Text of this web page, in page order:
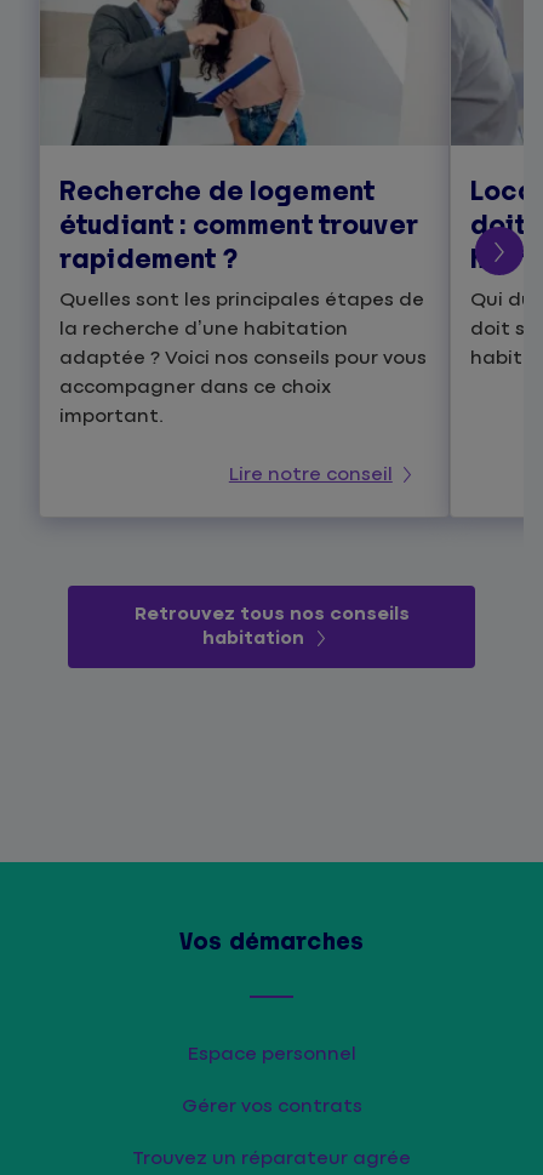
Recherche de logement
étudiant : comment trouver
rapidement ?
Quelles sont les principales étapes de
la recherche d’une habitation
adaptée ? Voici nos conseils pour vous
accompagner dans ce choix
important.
Lire notre conseil
doit
Qui du
doit
Retrouvez tous nos conseils
habitation
Vos démarches
Espace personnel
Gérer vos contrats
Trouvez un réparateur agrée